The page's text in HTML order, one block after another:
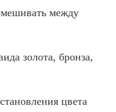
между
золота, бронза,
цвета